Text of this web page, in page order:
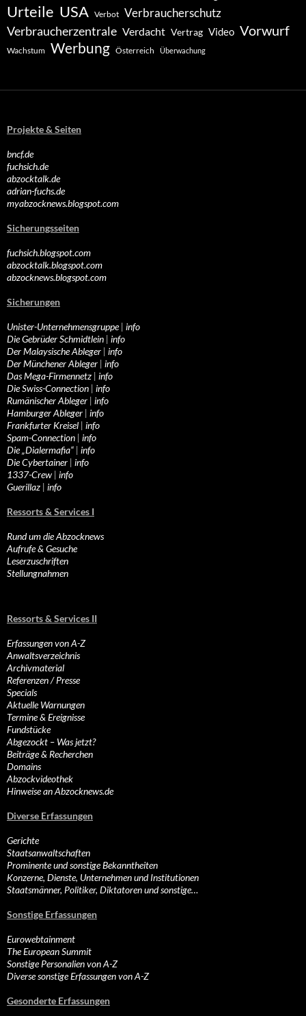
Urteile USA Verbot Verbraucherschutz
Verbraucherzentrale Verdacht Vertrag Video Vorwurf
Wachstum Werbung Österreich Überwachung
Projekte & Seiten
bncf.de
fuchsich.de
abzocktalk.de
adrian-fuchs.de
myabzocknews.blogspot.com
Sicherungsseiten
fuchsich.blogspot.com
abzocktalk.blogspot.com
abzocknews.blogspot.com
Sicherungen
Unister-Unternehmensgruppe| info
Die Gebrüder Schmidtlein | info
Der Malaysische Ableger | info
Der Münchener Ableger | info
Das Mega-Firmennetz | info
Die Swiss-Connection | info
Rumänischer Ableger | info
Hamburger Ableger | info
Frankfurter Kreisel | info
Spam-Connection | info
Die „Dialermafia“ | info
Die Cybertainer | info
1337-Crew | info
Guerillaz | info
Ressorts & Services I
Rund um die Abzocknews
Aufrufe & Gesuche
Leserzuschriften
Stellungnahmen
Ressorts & Services II
Erfassungen von A-Z
Anwaltsverzeichnis
Archivmaterial
Referenzen / Presse
Specials
Aktuelle Warnungen
Termine & Ereignisse
Fundstücke
Abgezockt – Was jetzt?
Beiträge & Recherchen
Domains
Abzockvideothek
Hinweise an Abzocknews.de
Diverse Erfassungen
Gerichte
Staatsanwaltschaften
Prominente und sonstige Bekanntheiten
Konzerne, Dienste, Unternehmen und Institutionen
Staatsmänner, Politiker, Diktatoren und sonstige…
Sonstige Erfassungen
Eurowebtainment
The European Summit
Sonstige Personalien von A-Z
Diverse sonstige Erfassungen von A-Z
Gesonderte Erfassungen